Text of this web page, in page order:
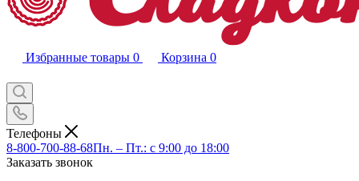
Избранные товары 0 Корзина 0
Телефоны
8-800-700-88-68Пн. – Пт.: с 9:00 до 18:00
Заказать звонок